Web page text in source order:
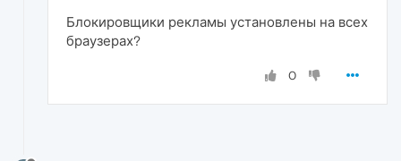
Блокировщики рекламы установлены на всех
браузерах?
0